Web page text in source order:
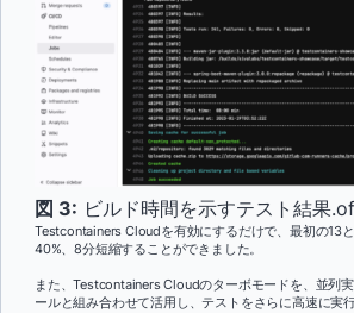
図 3: ビルド時間を示すテスト結果
Testcontainers Cloudを有効にするだけで、最初の13
40%、8分短縮することができました。
また、Testcontainers Cloudのターボモードを、並列
ールと組み合わせて活用し、テストをさらに高速に実